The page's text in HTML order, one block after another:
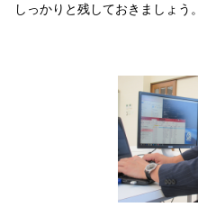
しっかりと残しておきましょう。